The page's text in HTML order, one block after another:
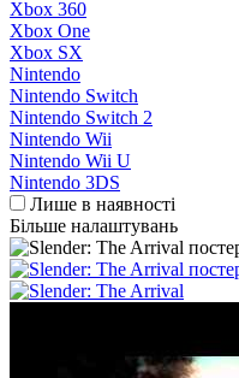
Xbox 360
Xbox One
Xbox SX
Nintendo
Nintendo Switch
Nintendo Switch 2
Nintendo Wii
Nintendo Wii U
Nintendo 3DS
Лише в наявності
Більше налаштувань